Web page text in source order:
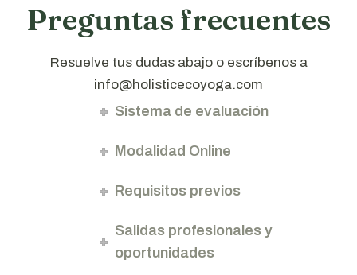
Preguntas frecuentes
Resuelve tus dudas abajo o escríbenos a
info@holisticecoyoga.com
Sistema de evaluación
Modalidad Online
Requisitos previos
Salidas profesionales y
oportunidades